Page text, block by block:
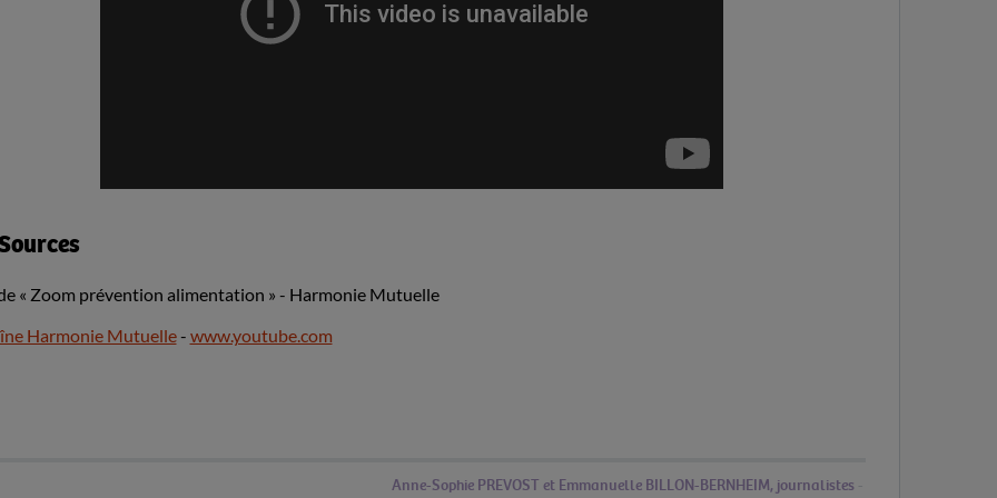
« Zoom prévention alimentation » - Harmonie Mutuelle
Harmonie Mutuelle- www.youtube.com
Anne-Sophie PREVOST et Emmanuelle BILLON-BERNHEIM, journalistes